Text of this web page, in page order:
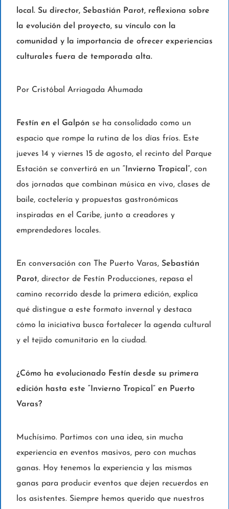
local. Su director, Sebastián Parot, reflexiona sobre
la evolución del proyecto, su vínculo con la
comunidad y la importancia de ofrecer experiencias
culturales fuera de temporada alta.
Por Cristóbal Arriagada Ahumada
Festín en el Galpón se ha consolidado como un
espacio que rompe la rutina de los días fríos. Este
jueves 14 y viernes 15 de agosto, el recinto del Parque
Estación se convertirá en un “Invierno Tropical”, con
dos jornadas que combinan música en vivo, clases de
baile, coctelería y propuestas gastronómicas
inspiradas en el Caribe, junto a creadores y
emprendedores locales.
En conversación con The Puerto Varas, Sebastián
Parot, director de Festín Producciones, repasa el
camino recorrido desde la primera edición, explica
qué distingue a este formato invernal y destaca
cómo la iniciativa busca fortalecer la agenda cultural
y el tejido comunitario en la ciudad.
¿Cómo ha evolucionado Festín desde su primera
edición hasta este “Invierno Tropical” en Puerto
Varas?
Muchísimo. Partimos con una idea, sin mucha
experiencia en eventos masivos, pero con muchas
ganas. Hoy tenemos la experiencia y las mismas
ganas para producir eventos que dejen recuerdos en
los asistentes. Siempre hemos querido que nuestros